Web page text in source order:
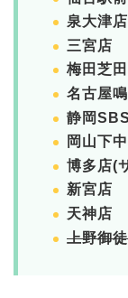
泉大津店
三宮店
梅田芝
名古屋
静岡
岡山下
博多店(
新宮店
天神店
上野御